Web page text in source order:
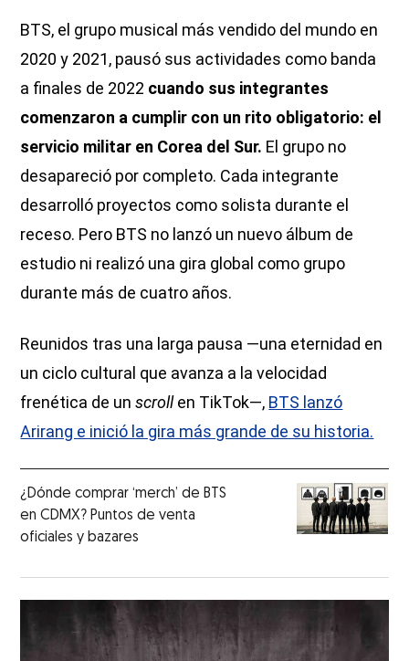
BTS, el grupo musical más vendido del mundo en
2020 y 2021, pausó sus actividades como banda
a finales de 2022 cuando sus integrantes
comenzaron a cumplir con un rito obligatorio: el
servicio militar en Corea del Sur. El grupo no
desapareció por completo. Cada integrante
desarrolló proyectos como solista durante el
receso. Pero BTS no lanzó un nuevo álbum de
estudio ni realizó una gira global como grupo
durante más de cuatro años.
Reunidos tras una larga pausa —una eternidad en
un ciclo cultural que avanza a la velocidad
frenética de unscrollen TikTok—, BTS lanzó
Arirang e inició la gira más grande de su historia.
¿Dónde comprar ‘merch’ de BTS
en CDMX? Puntos de venta
oficiales y bazares